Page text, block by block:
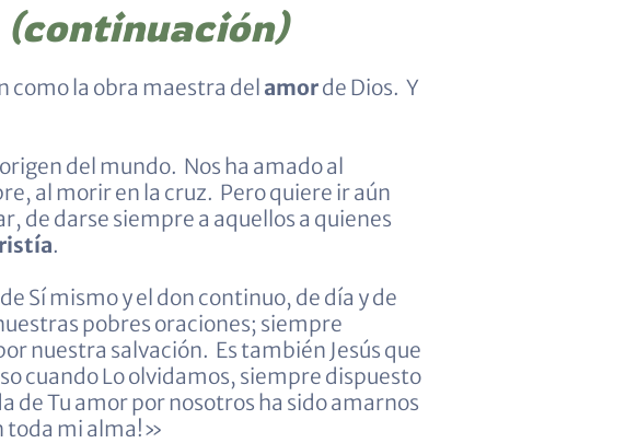
(continuación)
como la obra maestra del amorde Dios. Y
del mundo. Nos ha amado al
al morir en la cruz. Pero quiere ir aún
de darse siempre a aquellos a quienes
.
Sí mismo y el don continuo, de día y de
pobres oraciones; siempre
nuestra salvación. Es también Jesús que
cuando Lo olvidamos, siempre dispuesto
de Tu amor por nosotros ha sido amarnos
toda mi alma!»